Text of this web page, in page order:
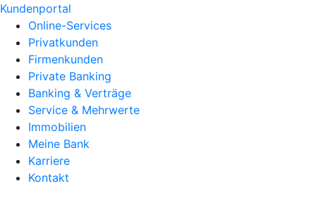
Kundenportal
Online-Services
Privatkunden
Firmenkunden
Private Banking
Banking & Verträge
Service & Mehrwerte
Immobilien
Meine Bank
Karriere
Kontakt